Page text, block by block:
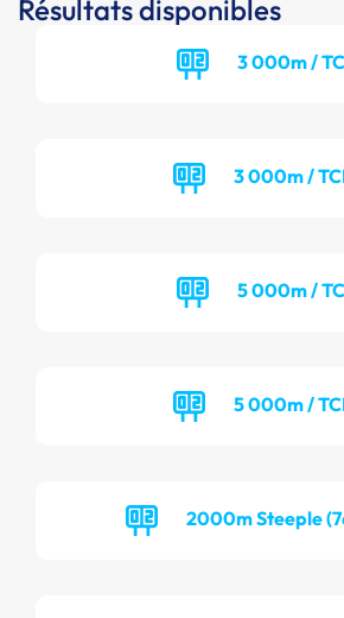
Résultats disponibles
3 000m /
3 000m /
5 000m /
5 000m /
2000m Steeple